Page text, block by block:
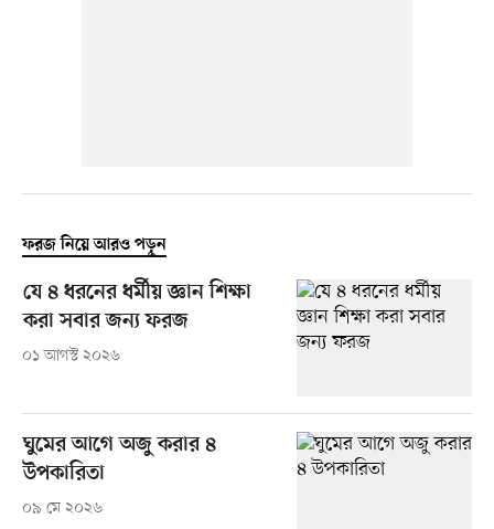
ফরজ নিয়ে আরও পড়ুন
যে ৪ ধরনের ধর্মীয় জ্ঞান শিক্ষা
করা সবার জন্য ফরজ
০১ আগস্ট ২০২৬
ঘুমের আগে অজু করার ৪
উপকারিতা
০৯ মে ২০২৬